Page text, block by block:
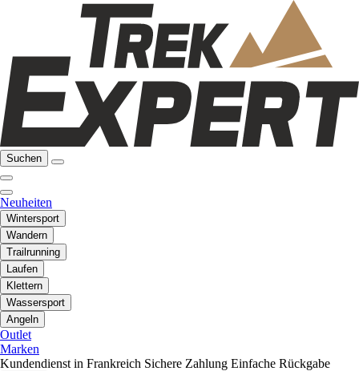
Suchen
Neuheiten
Wintersport
Wandern
Trailrunning
Laufen
Klettern
Wassersport
Angeln
Outlet
Marken
Kundendienst in Frankreich Sichere Zahlung Einfache Rückgabe